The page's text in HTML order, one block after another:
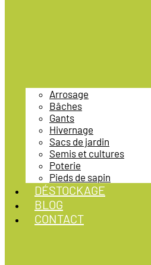
Arrosage
Bâches
Gants
Hivernage
Sacs de jardin
Semis et cultures
Poterie
Pieds de sapin
DÉSTOCKAGE
BLOG
CONTACT